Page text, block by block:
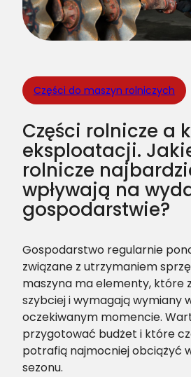
Części do maszyn rolniczych
Części rolnicze a
eksploatacji.
rolnicze
wpływają na
gospodarstwie?
Gospodarstwo regularnie
związane z utrzymaniem
maszyna ma elementy, które
szybciej i wymagają wymiany
oczekiwanym momencie.
przygotować budżet i które
potrafią najmocniej obciążyć
sezonu.